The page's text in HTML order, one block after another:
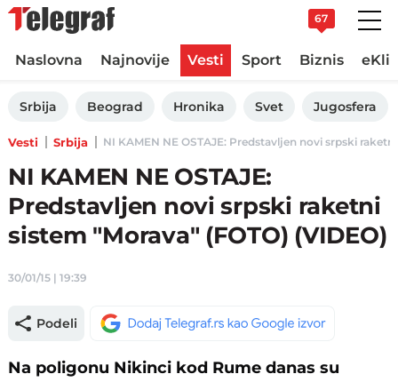
67
Naslovna Najnovije Vesti Sport Biznis
Srbija Beograd Hronika Svet Jugosfera
Vesti Srbija NI KAMEN NE OSTAJE: Predstavljen novi srpski
NI KAMEN NE OSTAJE:
Predstavljen novi srpski raketni
sistem "Morava" (FOTO) (VIDEO)
30/01/15 | 19:39
Podeli
Na poligonu Nikinci kod Rume danas su